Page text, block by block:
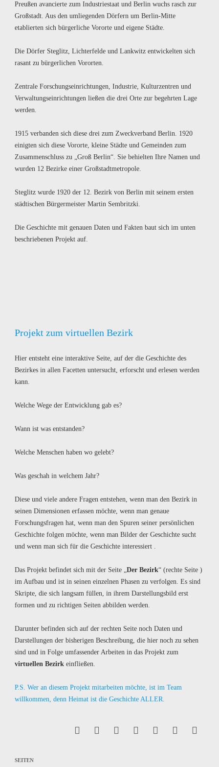
Preußen avancierte zum Industriestaat und Berlin wuchs rasch zur
Großstadt. Aus den umliegenden Dörfern um Berlin-Mitte
etablierten sich bürgerliche Vororte und eigene Städte.
Die Dörfer Steglitz, Lichterfelde und Lankwitz entwickelten sich
rasant zu bürgerlichen Vororten.
Zentrale Forschungseinrichtungen, Industrie, Kulturzentren und
Verwaltungseinrichtungen ließen die drei Orte zur begehrten Lage
werden.
1915 verbanden sich diese drei zum Zweckverband Berlin. 1920
einigten sich diese Vororte, kleine Städte und Gemeinden zum
Zusammenschluss zu „Groß Berlin“. Sie behielten Ihre Namen und
wurden 12 Bezirke einer Großstadtmetropole.
Steglitz wurde 1920 der 12. Bezirk von Berlin mit seinem ersten
städtischen Bürgermeister Martin Sembritzki.
Die Geschichte mit genauen Daten und Fakten baut sich im unten
beschriebenen Projekt auf.
Projekt zum virtuellen Bezirk
Hier entsteht eine interaktive Seite, auf der die Geschichte des
Bezirkes in allen Facetten untersucht, erforscht und erlesen werden
kann.
Welche Wege der Entwicklung gab es?
Wann ist was entstanden?
Welche Menschen haben wo gelebt?
Was geschah in welchem Jahr?
Diese und viele andere Fragen entstehen, wenn man den Bezirk in
seinen Dimensionen erfassen möchte, wenn man genaue
Forschungsfragen hat, wenn man den Spuren seiner persönlichen
Geschichte folgen möchte, wenn man Bilder der Geschichte sucht
und wenn man sich für die Geschichte interessiert .
Das Projekt befindet sich mit der Seite „Der Bezirk“ (rechte Seite )
im Aufbau und ist in seinen einzelnen Phasen zu verfolgen. Es sind
Skripte, die sich langsam füllen, in ihrem Darstellungsbild erst
formen und zu richtigen Seiten abbilden werden.
Darunter befinden sich auf der rechten Seite noch Daten und
Darstellungen der bisherigen Beschreibung, die hier noch zu sehen
sind und in Folge umfassender Arbeiten in das Projekt zum
virtuellen Bezirk einfließen.
P.S. Wer an diesem Projekt mitarbeiten möchte, ist im Team
willkommen, denn Heimat ist die Geschichte ALLER.
SEITEN